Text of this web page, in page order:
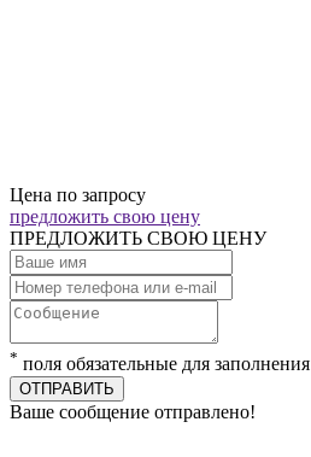
Цена по запросу
предложить свою цену
ПРЕДЛОЖИТЬ СВОЮ ЦЕНУ
* поля обязательные для заполнения
ОТПРАВИТЬ
Ваше сообщение отправлено!